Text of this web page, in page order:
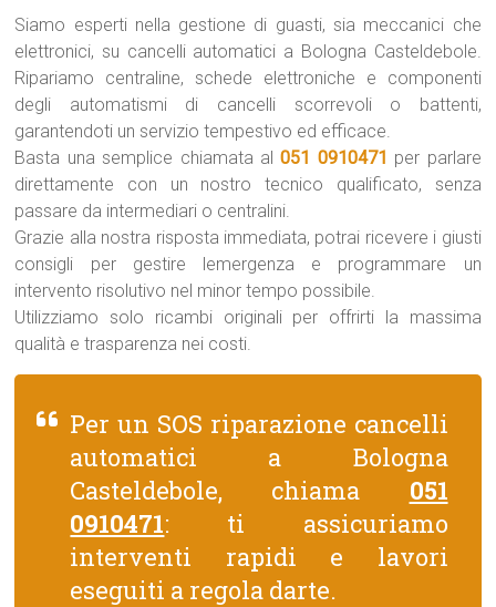
Siamo esperti nella gestione di guasti, sia meccanici che
elettronici, su cancelli automatici a Bologna Casteldebole.
Ripariamo centraline, schede elettroniche e componenti
degli automatismi di cancelli scorrevoli o battenti,
garantendoti un servizio tempestivo ed efficace.
Basta una semplice chiamata al051 0910471 per parlare
direttamente con un nostro tecnico qualificato, senza
passare da intermediari o centralini.
Grazie alla nostra risposta immediata, potrai ricevere i giusti
consigli per gestire lemergenza e programmare un
intervento risolutivo nel minor tempo possibile.
Utilizziamo solo ricambi originali per offrirti la massima
qualità e trasparenza nei costi.
Per un SOS riparazione cancelli
automatici a Bologna
Casteldebole, chiama 051
0910471: ti assicuriamo
interventi rapidi e lavori
eseguiti a regola darte.